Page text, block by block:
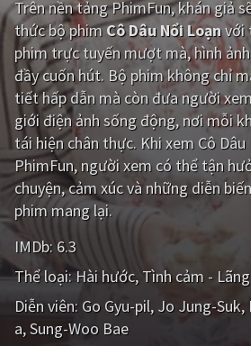
Giật gân Gia
Bí ẩn Lịch sử
Viễn Tây Tiểu sử
GameShow
QUỐC GIA
Hàn Quốc
Ấn Độ Việt
Tổng hợp
Trên nền tảngPhimFun, khán giả
thức bộ phimCô Dâu Nổi Loạnvới
phim trực tuyến mượt mà, hình
đầy cuốn hút. Bộ phim không chỉ
tiết hấp dẫn mà còn đưa người
giới điện ảnh sống động, nơi mỗi
tái hiện chân thực. Khi xem Cô
PhimFun, người xem có thể tận
chuyện, cảm xúc và những diễn
phim mang lại.
IMDb: 6.3
Thể loại:Hài hước Tình cảm -
Diễn viên: Go Gyu-pil Jo Jung-Suk
a Sung-Woo Bae